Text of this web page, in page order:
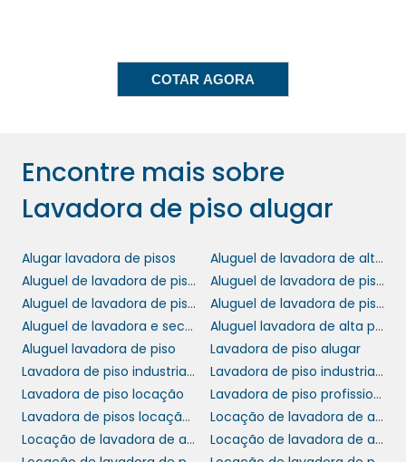
com as melhores práticas e procedimentos,
sem a necessidade de grandes investimentos
PERSONALIZADOS DE
LOCAÇÃO
pisooferece uma abordagem personalizada
para cada cliente. Ao entrar em contato,
realizamos uma análise das necessidades do
seu negócio e sugerimos a melhor solução.
Estamos comprometidos em oferecer
equipamentos que atendam às exigências
específicas de cada segmento, garantindo
um serviço de qualidade e eficácia.
COTAR AGORA
Encontre mais sobre
Lavadora de piso alugar
Alugar lavadora de pisos
Aluguel de lavadora de alta pressão no abc
Aluguel de lavadora de piso industrial
Aluguel de lavadora de piso industrial valor
Aluguel de lavadora de piso sp
Aluguel de lavadora de pisos
Aluguel de lavadora e secadora de piso
Aluguel lavadora de alta pressão
Aluguel lavadora de piso
Lavadora de piso alugar
Lavadora de piso industrial aluguel preço
Lavadora de piso industrial locação
Lavadora de piso locação
Lavadora de piso profissional aluguel preço
Lavadora de pisos locação em sp
Locação de lavadora de alta pressão
Locação de lavadora de alta pressão preço
Locação de lavadora de alta pressão sp